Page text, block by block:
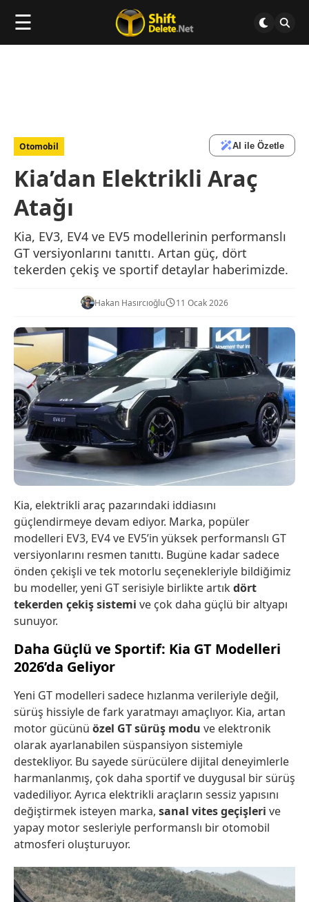
☰
Otomobil AI ile Özetle
Kia’dan Elektrikli Araç
Atağı
Kia, EV3, EV4 ve EV5 modellerinin performanslı
GT versiyonlarını tanıttı. Artan güç, dört
tekerden çekiş ve sportif detaylar haberimizde.
Hakan Hasırcıoğlu 11 Ocak 2026
Kia, elektrikli araç pazarındaki iddiasını
güçlendirmeye devam ediyor. Marka, popüler
modelleri EV3, EV4 ve EV5’in yüksek performanslı GT
versiyonlarını resmen tanıttı. Bugüne kadar sadece
önden çekişli ve tek motorlu seçenekleriyle bildiğimiz
bu modeller, yeni GT serisiyle birlikte artıkdört
tekerden çekiş sistemi ve çok daha güçlü bir altyapı
sunuyor.
Daha Güçlü ve Sportif: Kia GT Modelleri
2026’da Geliyor
Yeni GT modelleri sadece hızlanma verileriyle değil,
sürüş hissiyle de fark yaratmayı amaçlıyor. Kia, artan
motor gücünü özel GT sürüş modu ve elektronik
olarak ayarlanabilen süspansiyon sistemiyle
destekliyor. Bu sayede sürücülere dijital deneyimlerle
harmanlanmış, çok daha sportif ve duygusal bir sürüş
vadediliyor. Ayrıca elektrikli araçların sessiz yapısını
değiştirmek isteyen marka, sanal vites geçişleri ve
yapay motor sesleriyle performanslı bir otomobil
atmosferi oluşturuyor.